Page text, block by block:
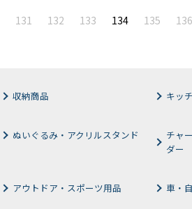
131 132 133 134 135 136
収納商品 キッ
ぬいぐるみ・アクリルスタンド
チャ
ダー
アウトドア・スポーツ用品 車・